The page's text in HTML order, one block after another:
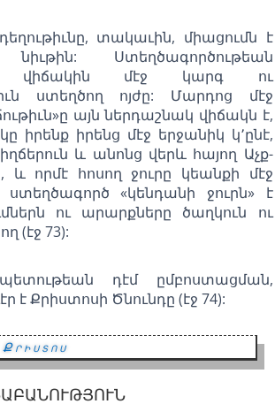
տակաւին, միացումն է
Ստեղծագործութեան
վիճակին մէջ կարգ ու
ստեղծող ոյժը: Մարդոց մէջ
այն ներդաշնակ վիճակն է,
իրենք իրենց մէջ երջանիկ կ՚ընէ,
և անոնց վերև հայող Աչք-
և որմէ հոսող ջուրը կեանքի մէջ
«կենդանի ջուրն» է
ու արարքները ծաղկուն ու
(էջ 73):
դէմ ըմբոստացման,
է Քրիստոսի Ծնունդը (էջ 74):
Քրիստոս